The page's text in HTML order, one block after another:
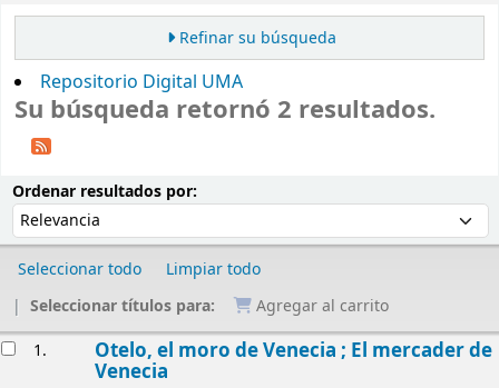
Refinar su búsqueda
Repositorio Digital UMA
Su búsqueda retornó 2 resultados.
Ordenar resultados por:
Seleccionar todo
Limpiar todo
Seleccionar títulos para:
Agregar al carrito
1. Otelo, el moro de Venecia ; El mercader de
Venecia